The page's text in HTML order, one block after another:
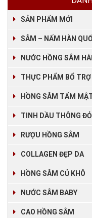
SẢN PHẨM MỚI
SÂM – NẤM HÀN
NƯỚC HỒNG SÂM
THỰC PHẨM BỔ TRỢ
HỒNG SÂM TẨM
TINH DẦU THÔNG ĐỎ
RƯỢU HỒNG SÂM
COLLAGEN ĐẸP DA
HỒNG SÂM CỦ KHÔ
NƯỚC SÂM BABY
CAO HỒNG SÂM